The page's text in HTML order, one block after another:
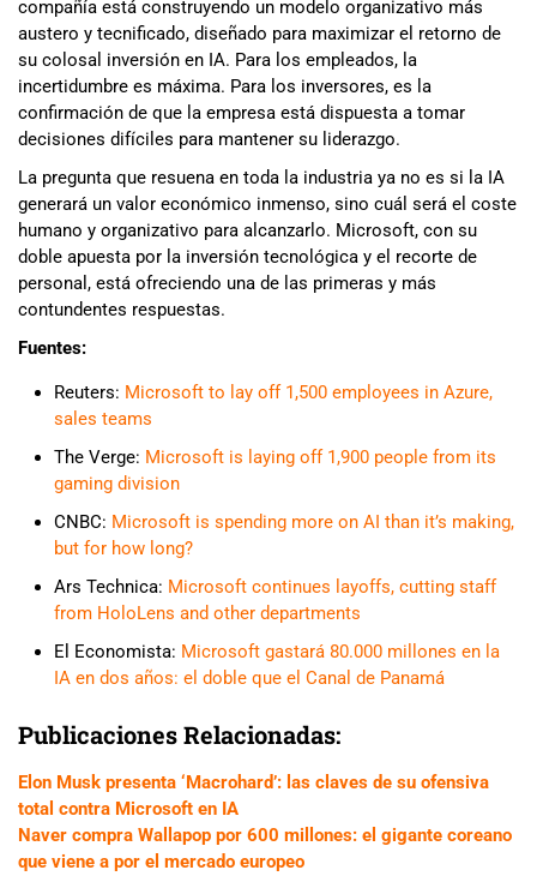
compañía está construyendo un modelo organizativo más
austero y tecnificado, diseñado para maximizar el retorno de
su colosal inversión en IA. Para los empleados, la
incertidumbre es máxima. Para los inversores, es la
confirmación de que la empresa está dispuesta a tomar
decisiones difíciles para mantener su liderazgo.
La pregunta que resuena en toda la industria ya no es si la IA
generará un valor económico inmenso, sino cuál será el coste
humano y organizativo para alcanzarlo. Microsoft, con su
doble apuesta por la inversión tecnológica y el recorte de
personal, está ofreciendo una de las primeras y más
contundentes respuestas.
Fuentes:
Reuters: Microsoft to lay off 1,500 employees in Azure,
sales teams
The Verge: Microsoft is laying off 1,900 people from its
gaming division
CNBC: Microsoft is spending more on AI than it’s making,
but for how long?
Ars Technica: Microsoft continues layoffs, cutting staff
from HoloLens and other departments
El Economista: Microsoft gastará 80.000 millones en la
IA en dos años: el doble que el Canal de Panamá
Publicaciones Relacionadas:
Elon Musk presenta ‘Macrohard’: las claves de su ofensiva
total contra Microsoft en IA
Naver compra Wallapop por 600 millones: el gigante coreano
que viene a por el mercado europeo